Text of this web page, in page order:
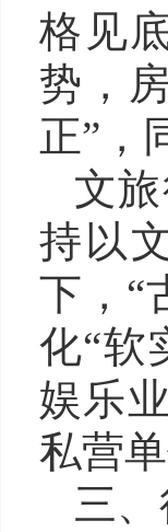
格见
势，
正”，
文
持以
下，“
化“软
娱乐
私营
三